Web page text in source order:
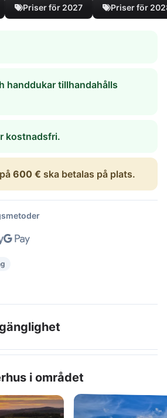
Priser för 2027 Priser för
handdukar tillhandahålls
kostnadsfri.
600 € ska betalas på plats.
i området